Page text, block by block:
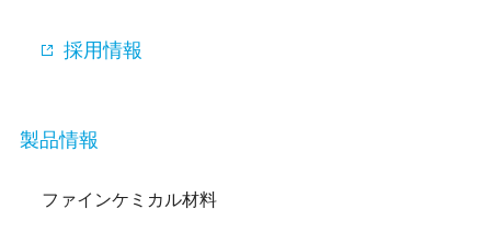
採用情報
製品情報
ファインケミカル材料